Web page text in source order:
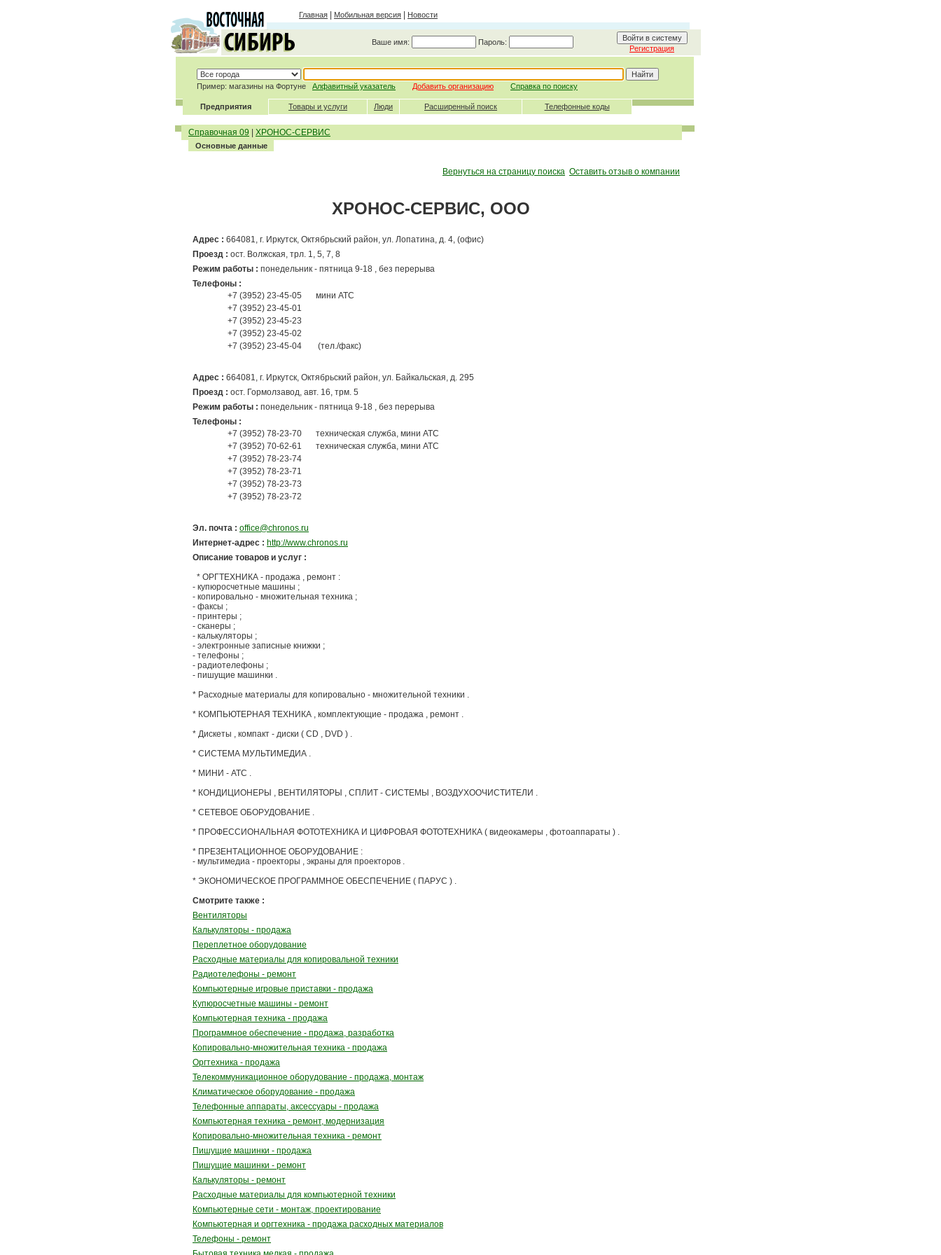
Главная Мобильная версия Новости
Ваше имя: Пароль:
Регистрация
Пример: магазины на Фортуне Алфавитный указатель Добавить организацию Справка по поиску
Предприятия Товары и услуги Люди Расширенный поиск Телефонные коды
Справочная 09 ХРОНОС-СЕРВИС
Основные данные
Вернуться на страницу поиска Оставить отзыв о компании
ХРОНОС-СЕРВИС, ООО
Адрес : 664081, г. Иркутск, Октябрьский район, ул. Лопатина, д. 4, (офис)
Проезд : ост. Волжская, трл. 1, 5, 7, 8
Режим работы : понедельник - пятница 9-18 , без перерыва
Телефоны :
+7 (3952) 23-45-05
мини АТС
+7 (3952) 23-45-01
+7 (3952) 23-45-23
+7 (3952) 23-45-02
+7 (3952) 23-45-04
(тел./факс)
Адрес : 664081, г. Иркутск, Октябрьский район, ул. Байкальская, д. 295
Проезд : ост. Гормолзавод, авт. 16, трм. 5
Режим работы : понедельник - пятница 9-18 , без перерыва
Телефоны :
+7 (3952) 78-23-70
техническая служба, мини АТС
+7 (3952) 70-62-61
техническая служба, мини АТС
+7 (3952) 78-23-74
+7 (3952) 78-23-71
+7 (3952) 78-23-73
+7 (3952) 78-23-72
Эл. почта : office@chronos.ru
Интернет-адрес : http://www.chronos.ru
Описание товаров и услуг :
* ОРГТЕХНИКА - продажа , ремонт :
- купюросчетные машины ;
- копировально - множительная техника ;
- факсы ;
- принтеры ;
- сканеры ;
- калькуляторы ;
- электронные записные книжки ;
- телефоны ;
- радиотелефоны ;
- пишущие машинки .
* Расходные материалы для копировально - множительной техники .
* КОМПЬЮТЕРНАЯ ТЕХНИКА , комплектующие - продажа , ремонт .
* Дискеты , компакт - диски ( CD , DVD ) .
* СИСТЕМА МУЛЬТИМЕДИА .
* МИНИ - АТС .
* КОНДИЦИОНЕРЫ , ВЕНТИЛЯТОРЫ , СПЛИТ - СИСТЕМЫ , ВОЗДУХООЧИСТИТЕЛИ .
* СЕТЕВОЕ ОБОРУДОВАНИЕ .
* ПРОФЕССИОНАЛЬНАЯ ФОТОТЕХНИКА И ЦИФРОВАЯ ФОТОТЕХНИКА ( видеокамеры , фотоаппараты ) .
* ПРЕЗЕНТАЦИОННОЕ ОБОРУДОВАНИЕ :
- мультимедиа - проекторы , экраны для проекторов .
* ЭКОНОМИЧЕСКОЕ ПРОГРАММНОЕ ОБЕСПЕЧЕНИЕ ( ПАРУС ) .
Смотрите также :
Вентиляторы
Калькуляторы - продажа
Переплетное оборудование
Расходные материалы для копировальной техники
Радиотелефоны - ремонт
Компьютерные игровые приставки - продажа
Купюросчетные машины - ремонт
Компьютерная техника - продажа
Программное обеспечение - продажа, разработка
Копировально-множительная техника - продажа
Оргтехника - продажа
Телекоммуникационное оборудование - продажа, монтаж
Климатическое оборудование - продажа
Телефонные аппараты, аксессуары - продажа
Компьютерная техника - ремонт, модернизация
Копировально-множительная техника - ремонт
Пишущие машинки - продажа
Пишущие машинки - ремонт
Калькуляторы - ремонт
Расходные материалы для компьютерной техники
Компьютерные сети - монтаж, проектирование
Компьютерная и оргтехника - продажа расходных материалов
Телефоны - ремонт